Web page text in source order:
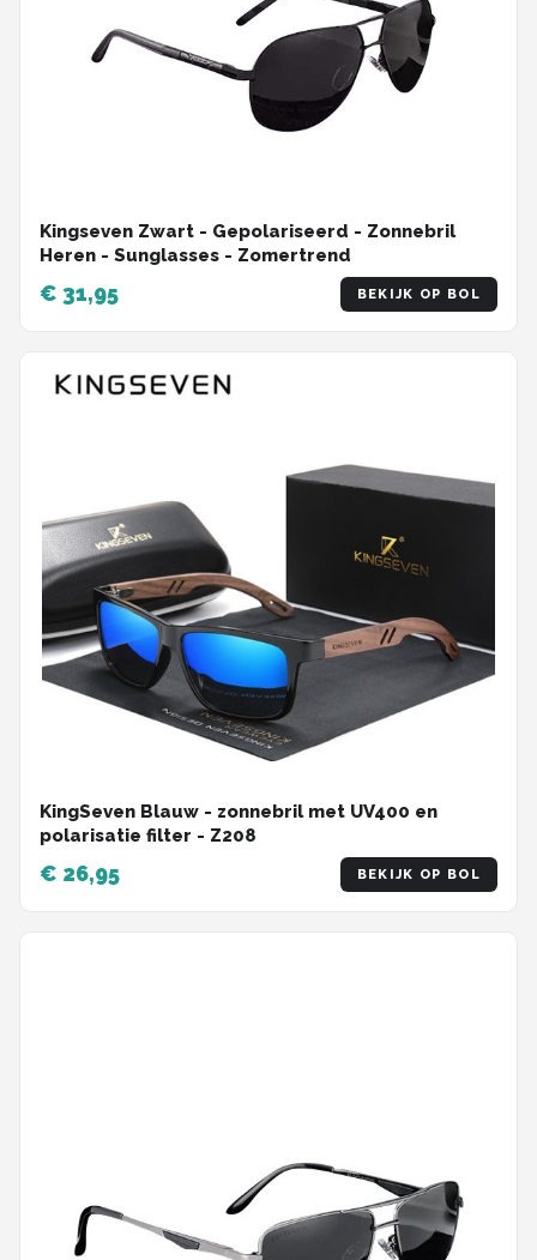
Kingseven Zwart - Gepolariseerd - Zonnebril
Heren - Sunglasses - Zomertrend
€ 31,95 BEKIJK OP BOL
KingSeven Blauw - zonnebril met UV400 en
polarisatie filter - Z208
€ 26,95 BEKIJK OP BOL